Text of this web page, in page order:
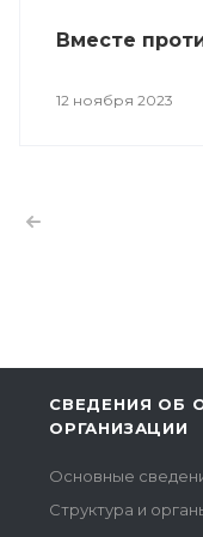
Вместе
12 ноября 2023
СВЕДЕНИЯ ОБ
ОРГАНИЗАЦИИ
Основные
Структура и